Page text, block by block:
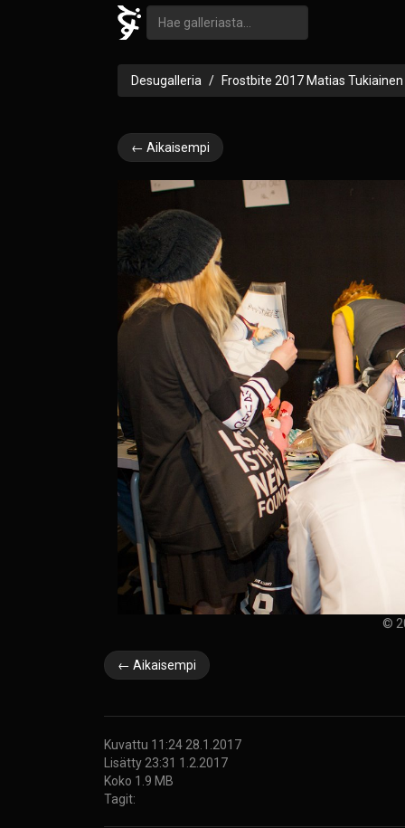
Desugalleria Frostbite 2017 Matias Tukiainen
← Aikaisempi
©
← Aikaisempi
Kuvattu 11:24 28.1.2017
Lisätty 23:31 1.2.2017
Koko 1.9 MB
Tagit: